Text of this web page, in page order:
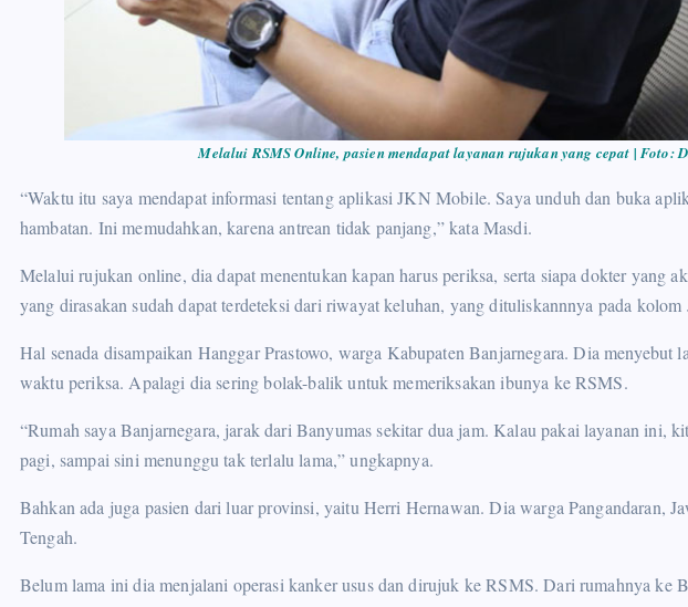
Melalui RSMS Online, pasien mendapat layanan rujukan yang cepat | Foto:
“Waktu itu saya mendapat informasi tentang aplikasi JKN Mobile. Saya unduh dan buka
hambatan. Ini memudahkan, karena antrean tidak panjang,” kata Masdi.
Melalui rujukan online, dia dapat menentukan kapan harus periksa, serta siapa dokter yang
yang dirasakan sudah dapat terdeteksi dari riwayat keluhan, yang dituliskannnya pada
Hal senada disampaikan Hanggar Prastowo, warga Kabupaten Banjarnegara. Dia menyebut
waktu periksa. Apalagi dia sering bolak-balik untuk memeriksakan ibunya ke RSMS.
“Rumah saya Banjarnegara, jarak dari Banyumas sekitar dua jam. Kalau pakai layanan ini,
pagi, sampai sini menunggu tak terlalu lama,” ungkapnya.
Bahkan ada juga pasien dari luar provinsi, yaitu Herri Hernawan. Dia warga Pangandaran,
Tengah.
Belum lama ini dia menjalani operasi kanker usus dan dirujuk ke RSMS. Dari rumahnya ke